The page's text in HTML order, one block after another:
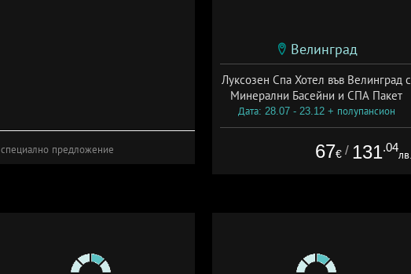
специално предложение
Велинград
Луксозен Спа Хотел във Велинград с
Минерални Басейни и СПА Пакет
Дата: 28.07 - 23.12 + полупансион
67€ / 131.04
лв.